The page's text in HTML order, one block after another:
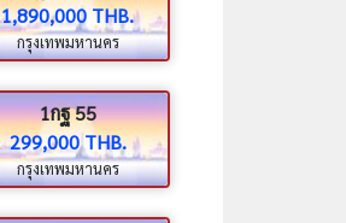
1,890,000 THB.
กรุงเทพมหานคร
1กฐ 55
299,000 THB.
กรุงเทพมหานคร